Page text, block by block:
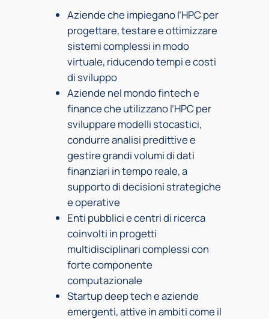
Aziende che impiegano l’HPC per
progettare, testare e ottimizzare
sistemi complessi in modo
virtuale, riducendo tempi e costi
di sviluppo
Aziende nel mondo fintech e
finance che utilizzano l’HPC per
sviluppare modelli stocastici,
condurre analisi predittive e
gestire grandi volumi di dati
finanziari in tempo reale, a
supporto di decisioni strategiche
e operative
Enti pubblici e centri di ricerca
coinvolti in progetti
multidisciplinari complessi con
forte componente
computazionale
Startup deep tech e aziende
emergenti, attive in ambiti come il